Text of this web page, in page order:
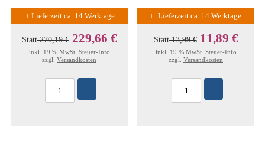
Lieferzeit ca. 14 Werktage
Statt270,19 € 229,66 €
inkl. 19 % MwSt. Steuer-Info
zzgl. Versandkosten
Lieferzeit ca. 14 Werktage
Statt13,99 € 11,89 €
inkl. 19 % MwSt. Steuer-Info
zzgl. Versandkosten